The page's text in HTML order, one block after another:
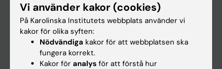
På gång
Nyheter
Kalender
Vi använder kakor (cookies)
På Karolinska Institutets webbplats använder vi
kakor för olika syften:
Nödvändiga kakor för att webbplatsen ska
fungera korrekt.
Kakor för analys för att förstå hur